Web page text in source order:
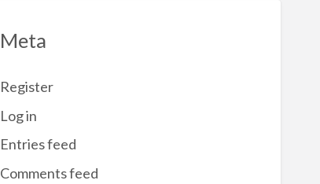
Meta
Register
Log in
Entries feed
Comments feed